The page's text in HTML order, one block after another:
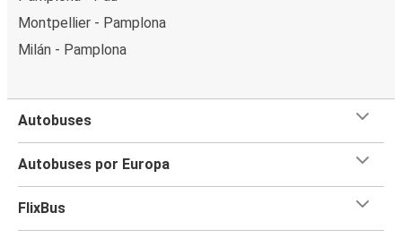
Montpellier - Pamplona
Milán - Pamplona
Autobuses
Autobuses por Europa
FlixBus